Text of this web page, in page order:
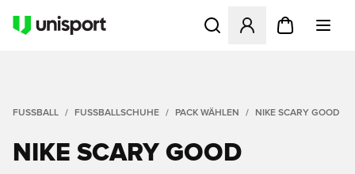
Öffnet ein neues Fenster
FUSSBALL FUSSBALLSCHUHE PACK WÄHLEN NIKE SCARY GOOD
NIKE SCARY GOOD